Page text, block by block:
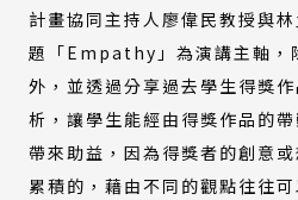
計畫協同主持人廖偉民教授與
題「Empathy」為演講主軸，
外，並透過分享過去學生得獎
析，讓學生能經由得獎作品的
帶來助益，因為得獎者的創意
累積的，藉由不同的觀點往往